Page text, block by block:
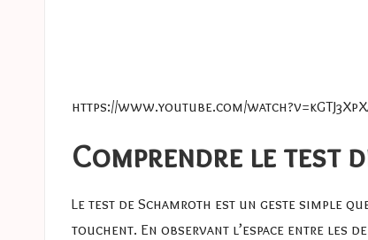
https://www.youtube.com/
Comprendre le test
Le test de Schamroth est un geste simple
touchent. En observant l’espace entre les